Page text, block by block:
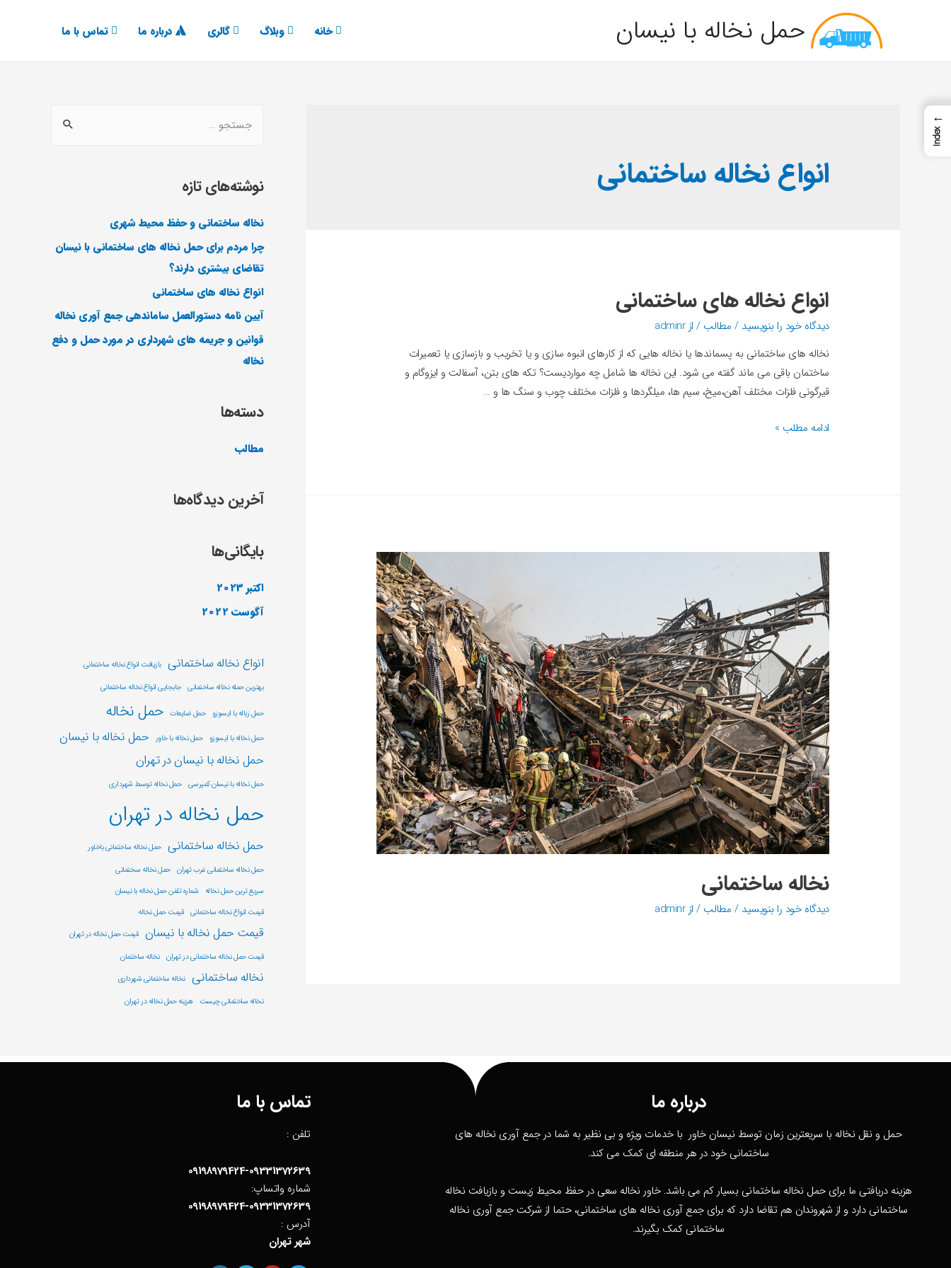
حمل نخاله با نیسان خانه وبلاگ گالری درباره ما تماس با ما
انواع نخاله ساختمانی
انواع نخاله های ساختمانی
دیدگاه‌ خود را بنویسید / مطالب / ازadminr
نخاله های ساختمانی به پسماندها یا نخاله هایی که از کارهای انبوه سازی و یا تخریب و بازسازی یا تعمیرات
ساختمان باقی می ماند گفته می شود. این نخاله ها شامل چه مواردیست؟ تکه های بتن، آسفالت و ایزوگام و
قیرگونی فلزات مختلف آهن،میخ، سیم ها، میلگردها و فلزات مختلف چوب و سنگ ها و …
ادامه مطلب »
نخاله ساختمانی
دیدگاه‌ خود را بنویسید / مطالب / از adminr
نوشته‌های تازه
نخاله ساختمانی و حفظ محیط شهری
چرا مردم برای حمل نخاله های ساختمانی با نیسان
تقاضای بیشتری دارند؟
انواع نخاله های ساختمانی
آیین نامه دستورالعمل ساماندهی جمع آوری نخاله
قوانین و جریمه های شهرداری در مورد حمل و دفع
نخاله
دسته‌ها
مطالب
آخرین دیدگاه‌ها
بایگانی‌ها
اکتبر 2023
آگوست 2022
انواع نخاله ساختمانی بازیافت انواع نخاله ساختمانی
بهترین حمله نخاله ساختمانی جابجایی انواع نخاله ساختمانی
حمل زباله با ایسوزو حمل ضایعات حمل نخاله
حمل نخاله با ایسوزو حمل نخاله با خاور
حمل نخاله با نیسان
حمل نخاله با نیسان در تهران
حمل نخاله با نیسان کمپرسی حمل نخاله توسط شهرداری
حمل نخاله در تهران
حمل نخاله ساختمانی حمل نخاله ساختمانی باخاور
حمل نخاله ساختمانی غرب تهران حمل نخاله سختمانی
سریع ترین حمل نخاله
شماره تلفن حمل نخاله با نیسان
قیمت انواع نخاله ساختمانی قیمت حمل نخاله
قیمت حمل نخاله با نیسان قیمت حمل نخاله در تهران
قیمت حمل نخاله ساختمانی در تهران نخاله ساختمان
نخاله ساختمانی نخاله ساختمانی شهرداری
نخاله ساختمانی چیست
هزینه حمل نخاله در تهران
درباره ما
حمل و نقل نخاله با سریعترین زمان توسط نیسان خاور با خدمات ویژه و بی نظیر به شما در جمع آوری نخاله های
ساختمانی خود در هر منطقه ای کمک می کند.
هزینه دریافتی ما برای حمل نخاله ساختمانی بسیار کم می باشد. خاور نخاله سعی در حفظ محیط زیست و بازیافت نخاله
ساختمانی دارد و از شهروندان هم تقاضا دارد که برای جمع آوری نخاله های ساختمانی، حتما از شرکت جمع آوری نخاله
ساختمانی کمک بگیرند.
تماس با ما
تلفن :
09198979424-09331372639
شماره واتساپ:
09198979424-09331372639
آدرس :
شهر تهران
←
Index